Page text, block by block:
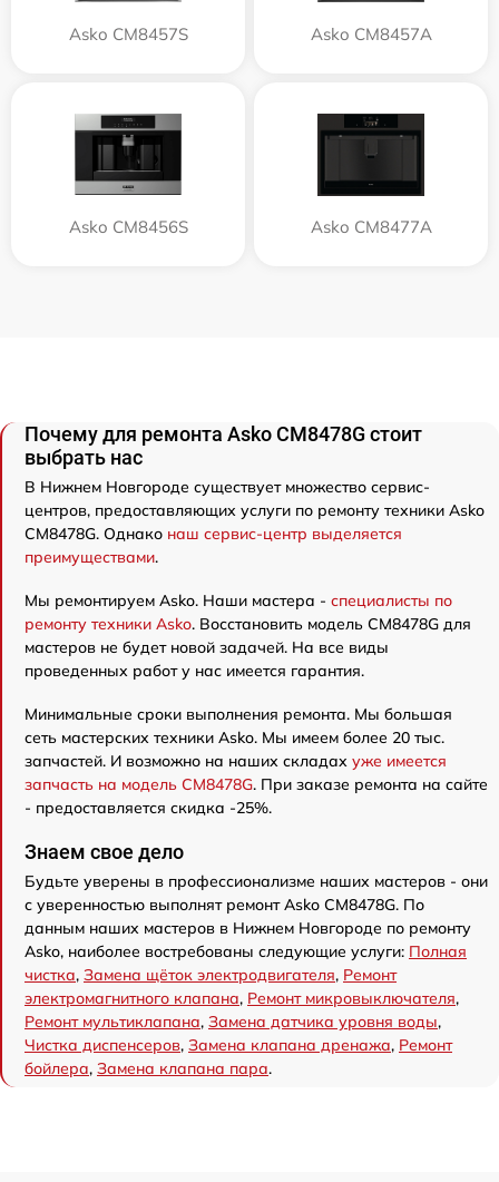
Asko CM8457S Asko CM8457A
Asko CM8456S Asko CM8477A
Почему для ремонта Asko CM8478G стоит
выбрать нас
В Нижнем Новгороде существует множество сервис-
центров, предоставляющих услуги по ремонту техники Asko
CM8478G. Однако наш сервис-центр выделяется
преимуществами.
Мы ремонтируем Asko. Наши мастера - специалисты по
ремонту техники Asko. Восстановить модель CM8478G для
мастеров не будет новой задачей. На все виды
проведенных работ у нас имеется гарантия.
Минимальные сроки выполнения ремонта. Мы большая
сеть мастерских техники Asko. Мы имеем более 20 тыс.
запчастей. И возможно на наших складах уже имеется
запчасть на модель CM8478G. При заказе ремонта на сайте
- предоставляется скидка -25%.
Знаем свое дело
Будьте уверены в профессионализме наших мастеров - они
с уверенностью выполнят ремонт Asko CM8478G. По
данным наших мастеров в Нижнем Новгороде по ремонту
Asko, наиболее востребованы следующие услуги: Полная
чистка, Замена щёток электродвигателя, Ремонт
электромагнитного клапана, Ремонт микровыключателя,
Ремонт мультиклапана, Замена датчика уровня воды,
Чистка диспенсеров, Замена клапана дренажа, Ремонт
бойлера, Замена клапана пара.